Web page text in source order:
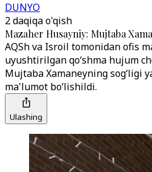
DUNYO
2 daqiqa o'qish
Mazaher Husayniy: Mujtaba
AQSh va Isroil tomonidan ofis
uyushtirilgan qo‘shma hujum
Mujtaba Xamaneyning sog‘ligi
ma'lumot bo‘lishildi.
Ulashing